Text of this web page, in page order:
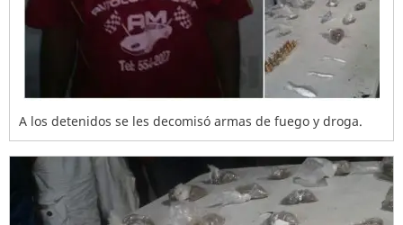
A los detenidos se les decomisó armas de fuego y droga.